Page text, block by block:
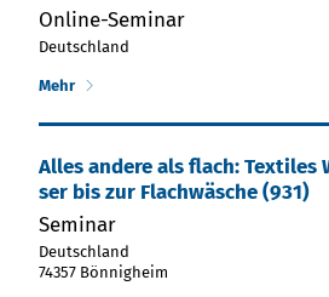
Online-Seminar
Deutschland
Mehr
Al­les an­de­re als flach: Tex­ti­les
ser bis zur Flach­wä­sche (931)
Seminar
Deutschland
74357 Bönnigheim